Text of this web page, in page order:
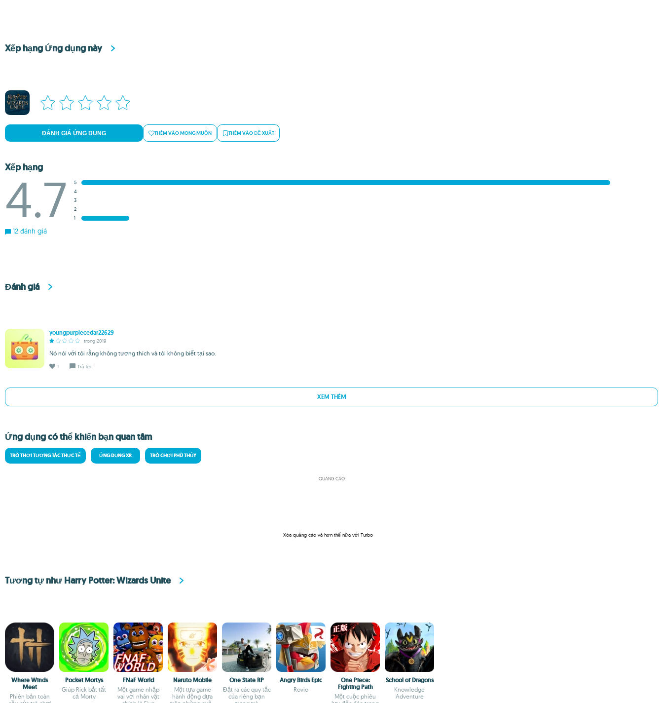
Xếp hạng Ứng dụng này
ĐÁNH GIÁ ỨNG DỤNG THÊM VÀO MONG MUỐN THÊM VÀO ĐỀ XUẤT
Xếp hạng
4.7
5
4
3
2
1
12 đánh giá
Đánh giá
youngpurplecedar22629
trong 2019
Nó nói với tôi rằng không tương thích và tôi không biết tại sao.
1 Trả lời
XEM THÊM
Ứng dụng có thể khiến bạn quan tâm
TRÒ THƠI TƯƠNG TÁC THỰC TẾ ỨNG DỤNG XR TRÒ CHƠI PHÙ THỦY
QUẢNG CÁO
Xóa quảng cáo và hơn thế nữa với Turbo
Tương tự như Harry Potter: Wizards Unite
Where Winds
Meet
Phiên bản toàn
Pocket Mortys
Giúp Rick bắt tất
cả Morty
FNaF World
Một game nhập
vai với nhân vật
Naruto Mobile
Một tựa game
hành động dựa
One State RP
Đặt ra các quy tắc
của riêng bạn
Angry Birds Epic
Rovio
One Piece:
Fighting Path
Một cuộc phiêu
School of Dragons
Knowledge
Adventure